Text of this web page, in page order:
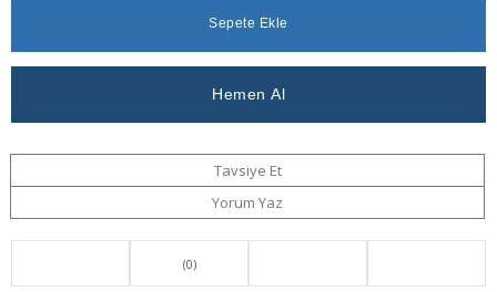
Ver
Tavsiye Et
Yorum Yaz
(0)